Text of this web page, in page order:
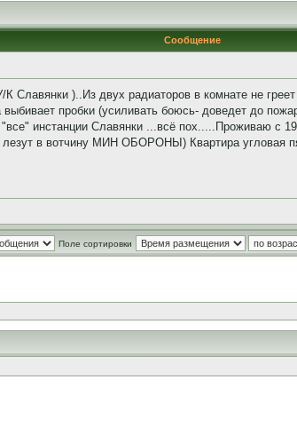
Сообщение
Славянки )..Из двух радиаторов в комнате не
выбивает пробки (усиливать боюсь- доведет до
инстанции Славянки ...всё пох.....Проживаю с
лезут в вотчину МИН ОБОРОНЫ) Квартира угловая
Поле сортировки